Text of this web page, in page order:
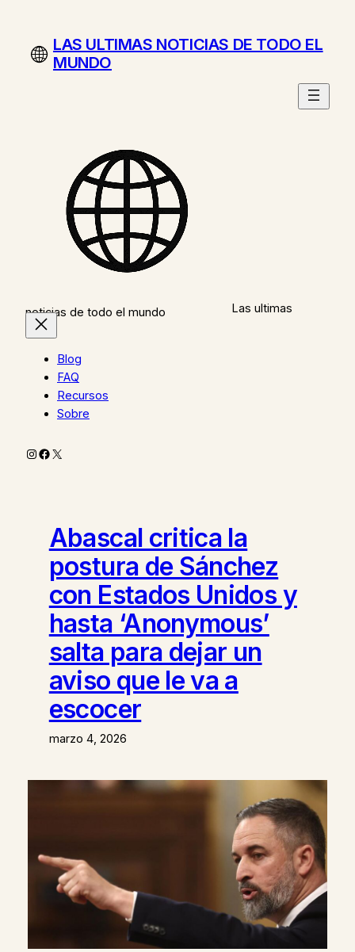
contenidoLAS ULTIMAS NOTICIAS DE TODO EL
MUNDO
Las ultimas
noticias de todo el mundo
Blog
FAQ
Recursos
Sobre
Instagram
Facebook
X
Abascal critica la
postura de Sánchez
con Estados Unidos y
hasta ‘Anonymous’
salta para dejar un
aviso que le va a
escocer
marzo 4, 2026